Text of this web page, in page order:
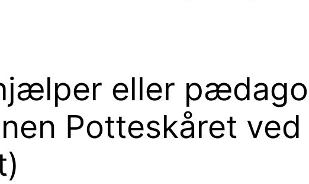
eller
Potteskåret ved